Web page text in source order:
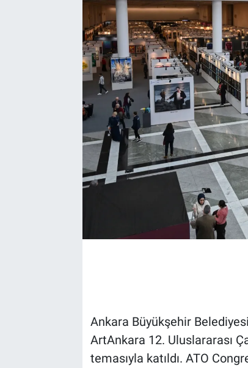
Ankara Büyükşehir
ArtAnkara 12. Uluslararası
temasıyla katıldı. ATO